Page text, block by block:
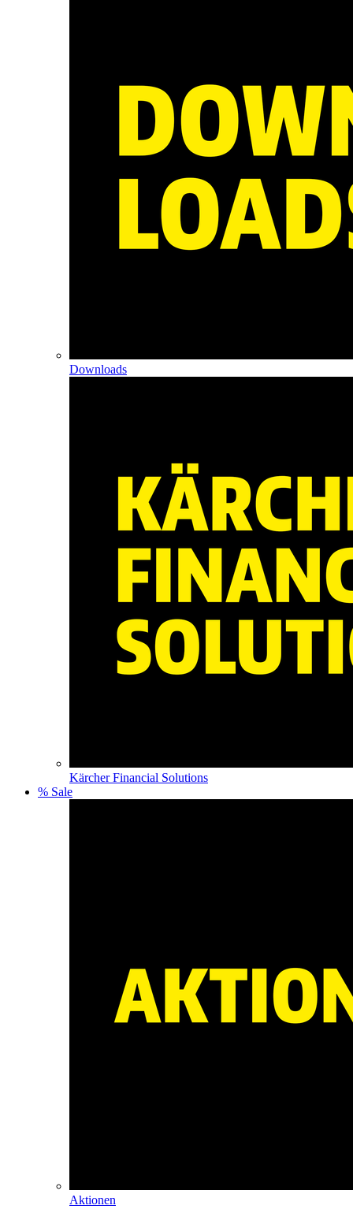
Downloads
Kärcher Financial Solutions
% Sale
Aktionen